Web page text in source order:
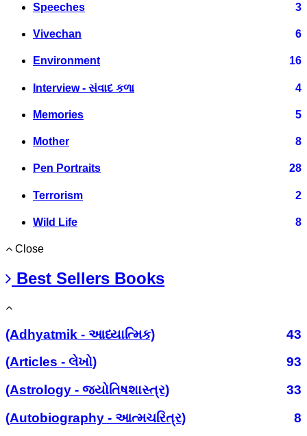
Speeches 3
Vivechan 6
Environment 16
Interview - સંવાદ કળા 4
Memories 5
Mother 8
Pen Portraits 28
Terrorism 2
Wild Life 8
Close
Best Sellers Books
(Adhyatmik - આધ્યાત્મિક)
43
(Articles - લેખો)
93
(Astrology - જ્યોતિષશાસ્ત્ર)
33
(Autobiography - આત્મચરિત્ર)
8